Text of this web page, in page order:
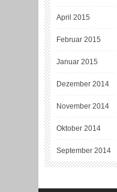
April 2015
Februar 2015
Januar 2015
Dezember 2014
November 2014
Oktober 2014
September 2014